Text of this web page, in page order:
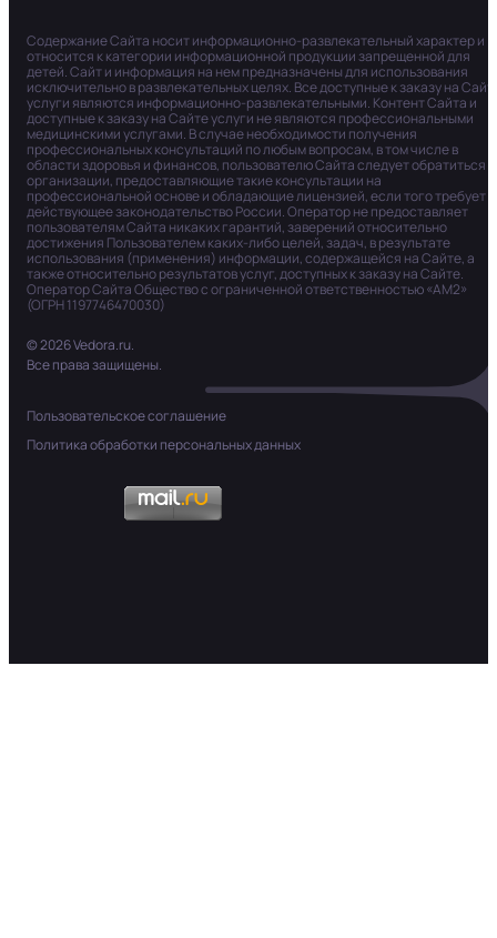
Содержание Сайта носит информационно-развлекательный характер и
относится к категории информационной продукции запрещенной для
детей. Сайт и информация на нем предназначены для использования
исключительно в развлекательных целях. Все доступные к заказу на
услуги являются информационно-развлекательными. Контент Сайта и
доступные к заказу на Сайте услуги не являются профессиональными
медицинскими услугами. В случае необходимости получения
профессиональных консультаций по любым вопросам, в том числе в
области здоровья и финансов, пользователю Сайта следует обратиться в
организации, предоставляющие такие консультации на
профессиональной основе и обладающие лицензией, если того требует
действующее законодательство России. Оператор не предоставляет
пользователям Сайта никаких гарантий, заверений относительно
достижения Пользователем каких-либо целей, задач, в результате
использования (применения) информации, содержащейся на Сайте, а
также относительно результатов услуг, доступных к заказу на Сайте.
Оператор Сайта Общество с ограниченной ответственностью «АМ2»
(ОГРН 1197746470030)
© 2026 Vedora.ru.
Все права защищены.
Пользовательское соглашение
Политика обработки персональных данных